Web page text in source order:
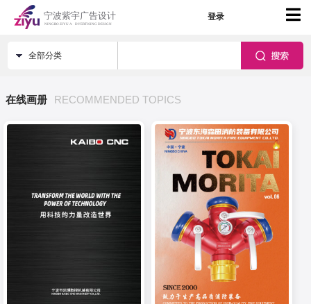
登录
全部分类
在线画册 RECOMMENDED TOPICS